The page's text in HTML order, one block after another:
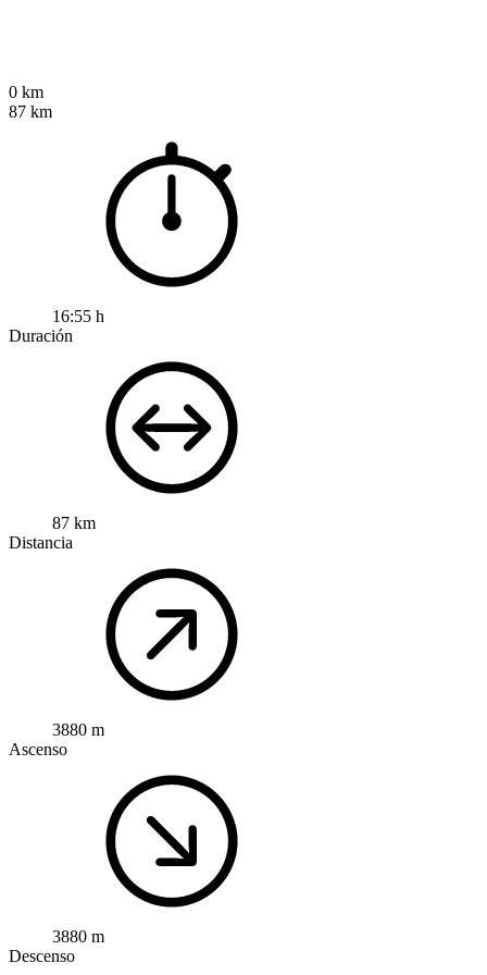
0 km
87 km
16:55 h
Duración
87 km
Distancia
3880 m
Ascenso
3880 m
Descenso